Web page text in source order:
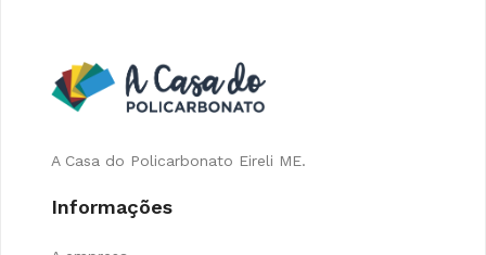
A Casa do Policarbonato Eireli ME.
Informações